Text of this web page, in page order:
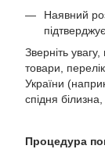
Наявний
Зверніть
товари,
України
спідня
Процедура